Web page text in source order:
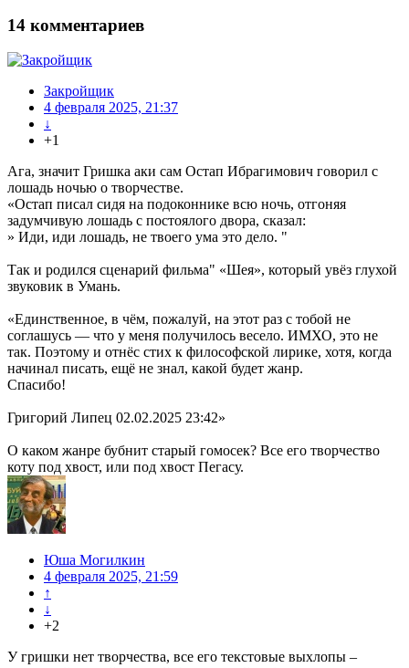
14 комментариев
Закройщик
4 февраля 2025, 21:37
↓
+1
Ага, значит Гришка аки сам Остап Ибрагимович говорил с
лошадь ночью о творчестве.
«Остап писал сидя на подоконнике всю ночь, отгоняя
задумчивую лошадь с постоялого двора, сказал:
» Иди, иди лошадь, не твоего ума это дело. "
Так и родился сценарий фильма" «Шея», который увёз глухой
звуковик в Умань.
«Единственное, в чём, пожалуй, на этот раз с тобой не
соглашусь — что у меня получилось весело. ИМХО, это не
так. Поэтому и отнёс стих к философской лирике, хотя, когда
начинал писать, ещё не знал, какой будет жанр.
Спасибо!
Григорий Липец 02.02.2025 23:42»
О каком жанре бубнит старый гомосек? Все его творчество
коту под хвост, или под хвост Пегасу.
Юша Могилкин
4 февраля 2025, 21:59
↑
↓
+2
У гришки нет творчества, все его текстовые выхлопы –